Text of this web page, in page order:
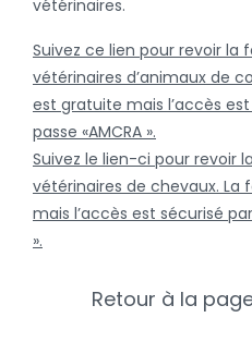
vétérinaires.
Suivez ce lien pour revoir la
vétérinaires d’animaux de
est gratuite mais l’accès
passe «AMCRA ».
Suivez le lien-ci pour revoir
vétérinaires de chevaux.
mais l’accès est sécurisé
».
Retour à la